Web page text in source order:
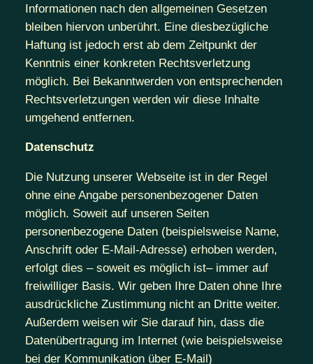
Informationen nach den allgemeinen Gesetzen
bleiben hiervon unberührt. Eine diesbezügliche
Haftung ist jedoch erst ab dem Zeitpunkt der
Kenntnis einer konkreten Rechtsverletzung
möglich. Bei Bekanntwerden von entsprechenden
Rechtsverletzungen werden wir diese Inhalte
umgehend entfernen.
Datenschutz
Die Nutzung unserer Webseite ist in der Regel
ohne eine Angabe personenbezogener Daten
möglich. Soweit auf unseren Seiten
personenbezogene Daten (beispielsweise Name,
Anschrift oder E-Mail-Adresse) erhoben werden,
erfolgt dies – soweit es möglich ist– immer auf
freiwilliger Basis. Wir geben Ihre Daten ohne Ihre
ausdrückliche Zustimmung nicht an Dritte weiter.
Außerdem weisen wir Sie darauf hin, dass die
Datenübertragung im Internet (wie beispielsweise
bei der Kommunikation über E-Mail)